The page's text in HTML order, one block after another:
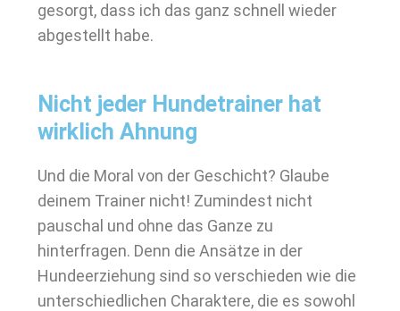
gesorgt, dass ich das ganz schnell wieder
abgestellt habe.
Nicht jeder Hundetrainer hat
wirklich Ahnung
Und die Moral von der Geschicht? Glaube
deinem Trainer nicht! Zumindest nicht
pauschal und ohne das Ganze zu
hinterfragen. Denn die Ansätze in der
Hundeerziehung sind so verschieden wie die
unterschiedlichen Charaktere, die es sowohl